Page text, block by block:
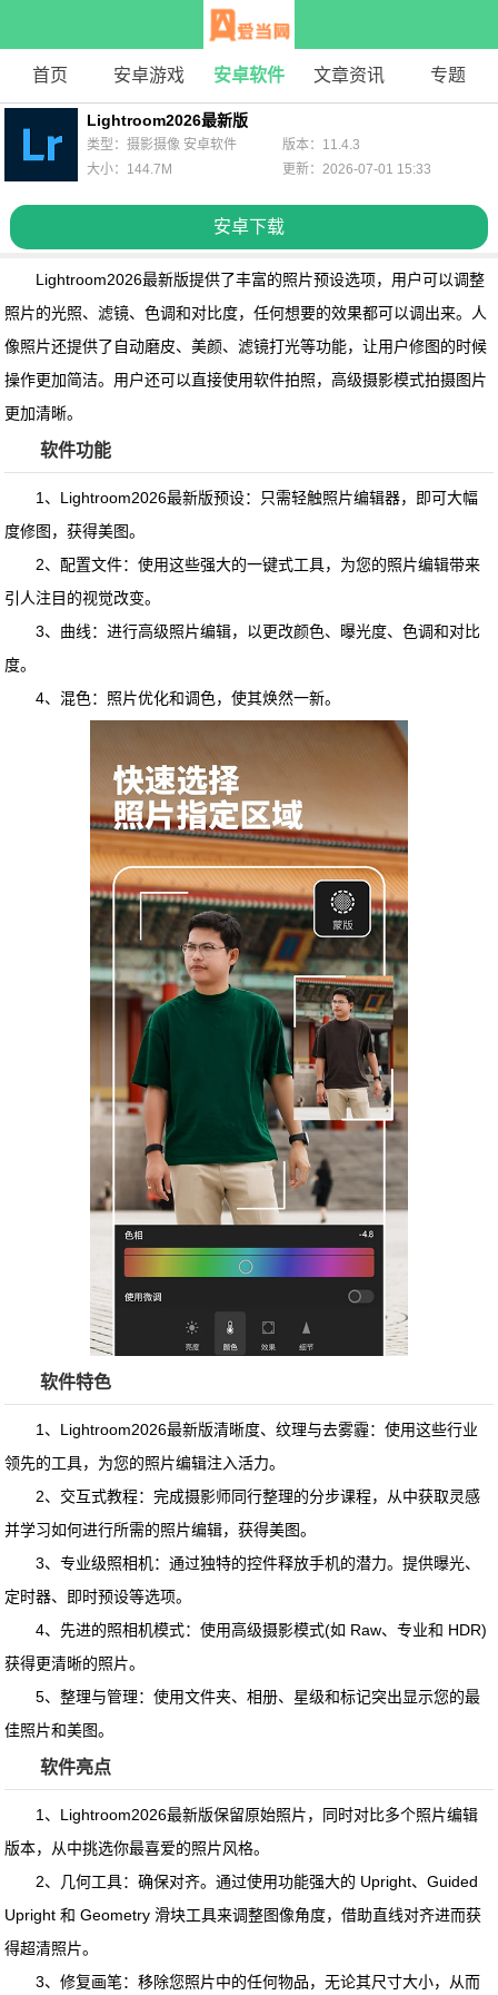
首页 安卓游戏 安卓软件 文章资讯 专题
Lightroom2026最新版
安卓下载
类型：摄影摄像 安卓软件
版本：11.4.3
大小：144.7M
更新：2026-07-01 15:33
Lightroom2026最新版提供了丰富的照片预设选项，用户可以调整
照片的光照、滤镜、色调和对比度，任何想要的效果都可以调出来。人
像照片还提供了自动磨皮、美颜、滤镜打光等功能，让用户修图的时候
操作更加简洁。用户还可以直接使用软件拍照，高级摄影模式拍摄图片
更加清晰。
软件功能
1、Lightroom2026最新版预设：只需轻触照片编辑器，即可大幅
度修图，获得美图。
2、配置文件：使用这些强大的一键式工具，为您的照片编辑带来
引人注目的视觉改变。
3、曲线：进行高级照片编辑，以更改颜色、曝光度、色调和对比
度。
4、混色：照片优化和调色，使其焕然一新。
软件特色
1、Lightroom2026最新版清晰度、纹理与去雾霾：使用这些行业
领先的工具，为您的照片编辑注入活力。
2、交互式教程：完成摄影师同行整理的分步课程，从中获取灵感
并学习如何进行所需的照片编辑，获得美图。
3、专业级照相机：通过独特的控件释放手机的潜力。提供曝光、
定时器、即时预设等选项。
4、先进的照相机模式：使用高级摄影模式(如 Raw、专业和 HDR)
获得更清晰的照片。
5、整理与管理：使用文件夹、相册、星级和标记突出显示您的最
佳照片和美图。
软件亮点
1、Lightroom2026最新版保留原始照片，同时对比多个照片编辑
版本，从中挑选你最喜爱的照片风格。
2、几何工具：确保对齐。通过使用功能强大的 Upright、Guided
Upright 和 Geometry 滑块工具来调整图像角度，借助直线对齐进而获
得超清照片。
3、修复画笔：移除您照片中的任何物品，无论其尺寸大小，从而